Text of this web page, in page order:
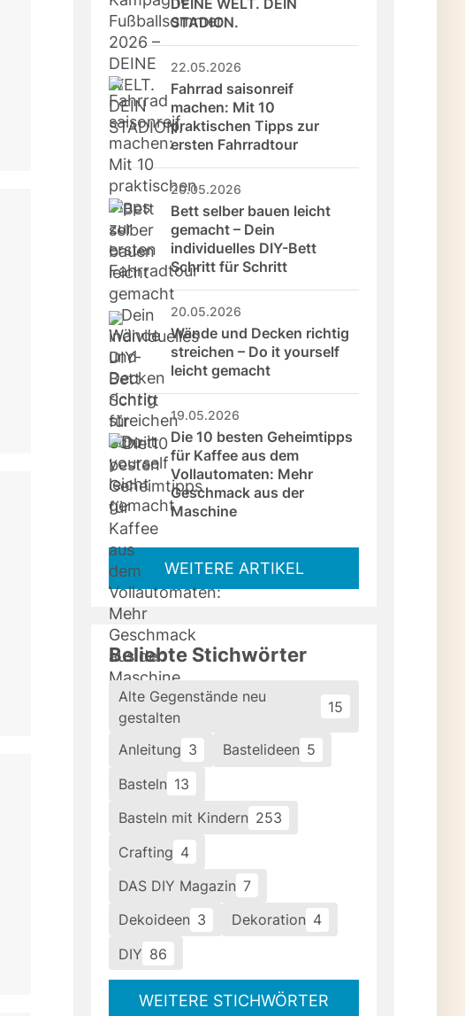
DEINE WELT. DEIN
STADION.
22.05.2026
Fahrrad saisonreif
machen: Mit 10
praktischen Tipps zur
ersten Fahrradtour
20.05.2026
Bett selber bauen leicht
gemacht – Dein
individuelles DIY-Bett
Schritt für Schritt
20.05.2026
Wände und Decken richtig
streichen – Do it yourself
leicht gemacht
19.05.2026
Die 10 besten Geheimtipps
für Kaffee aus dem
Vollautomaten: Mehr
Geschmack aus der
Maschine
WEITERE ARTIKEL
Beliebte Stichwörter
Alte Gegenstände neu
gestalten
15
Anleitung 3 Bastelideen 5
Basteln 13
Basteln mit Kindern 253
Crafting 4
DAS DIY Magazin 7
Dekoideen 3 Dekoration 4
DIY 86
WEITERE STICHWÖRTER